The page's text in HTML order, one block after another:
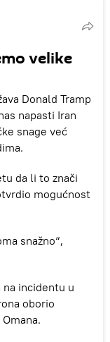
velike
Donald Tramp
napasti Iran
snage već
da li to znači
mogućnost
snažno“,
na incidentu u
oborio